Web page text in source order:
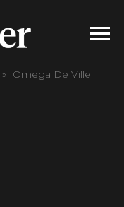
Omega De Ville